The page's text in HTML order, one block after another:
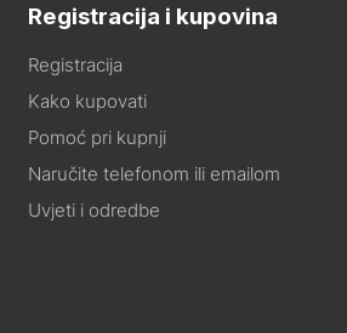
Registracija i kupovina
Registracija
Kako kupovati
Pomoć pri kupnji
Naručite telefonom ili emailom
Uvjeti i odredbe